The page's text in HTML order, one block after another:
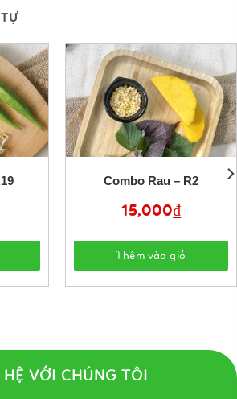
Combo Rau – R2
15,000₫
Thêm vào giỏ
HỆ VỚI CHÚNG TÔI